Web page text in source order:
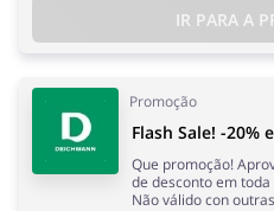
IR PARA A
Promoção
Flash Sale! -20%
Que promoção!
de desconto em
Não válido con